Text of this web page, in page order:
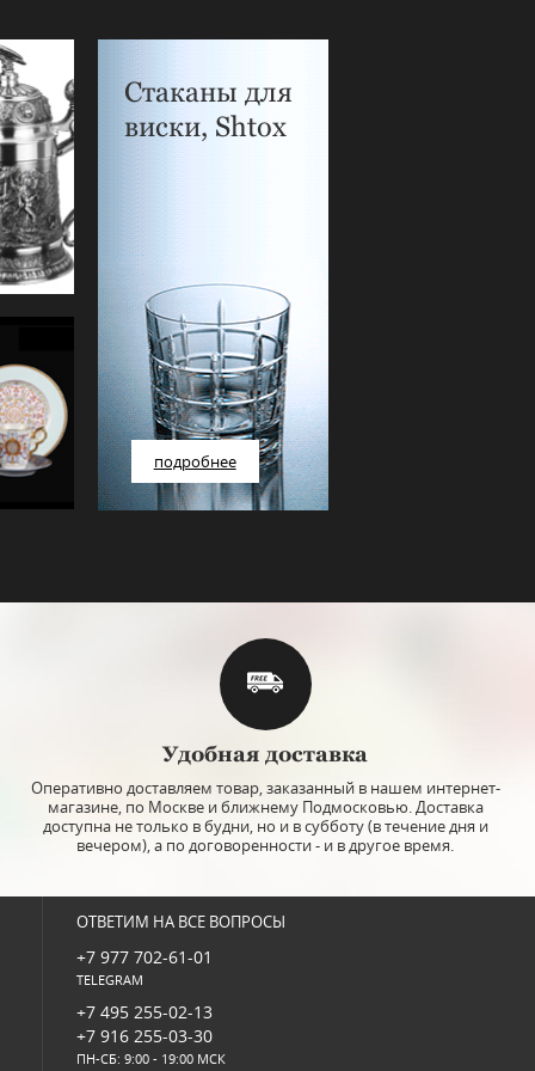
Стаканы для
виски, Shtox
подробнее
Удобная доставка
Оперативно доставляем товар, заказанный в нашем интернет-
магазине, по Москве и ближнему Подмосковью. Доставка
доступна не только в будни, но и в субботу (в течение дня и
вечером), а по договоренности - и в другое время.
ОТВЕТИМ НА ВСЕ ВОПРОСЫ
+7 977 702-61-01
TELEGRAM
+7 495 255-02-13
+7 916 255-03-30
ПН-СБ: 9:00 - 19:00 МСК